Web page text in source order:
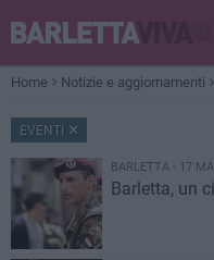
Home Notizie e aggiornamenti
EVENTI
BARLETTA - 17
Barletta, un